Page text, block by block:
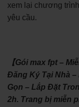
xem lại chương
yêu cầu.
【Gói max fpt –
Đăng Ký Tại Nhà –
Gọn – Lắp Đặt
2h. Trang bị miễn